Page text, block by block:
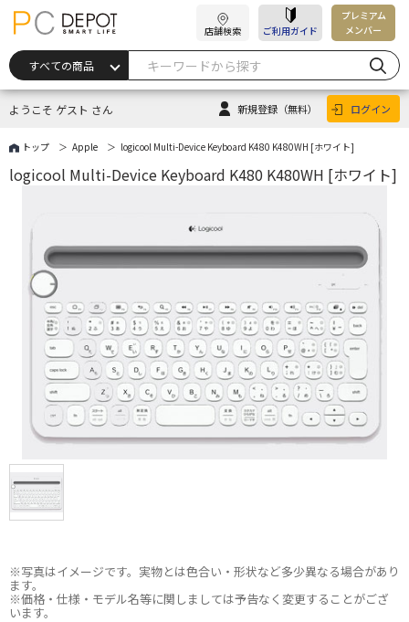
店舗検索 ご利用ガイド
プレミアム
メンバー
ようこそ ゲスト さん 新規登録 （無料） ログイン
トップ Apple logicool Multi-Device Keyboard K480 K480WH [ホワイト]
※写真はイメージです。実物とは色合い・形状など多少異なる場合があり
ます。
※価格・仕様・モデル名等に関しましては予告なく変更することがござ
います。
logicool Multi-Device Keyboard K480 K480WH [ホワイト]